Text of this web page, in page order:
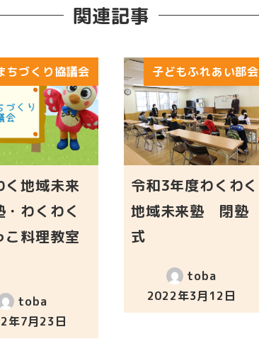
関連記事
ちづくり協議会
く地域未来
・わくわく
こ料理教室
toba
年7月23日
子どもふれあい部会
令和3年度わくわく
地域未来塾 閉塾
式
toba
投稿日
2022年3月12日